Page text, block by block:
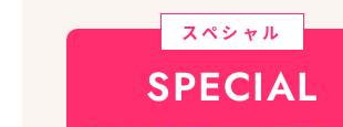
スペシャル
SPECIAL